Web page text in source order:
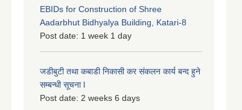
EBIDs for Construction of Shree
Aadarbhut Bidhyalya Building, Katari-8
Post date: 1 week 1 day
जडीबुटी तथा कबाडी निकासी कर संकलन कार्य बन्द हुने
सम्बन्धी सूचना l
Post date: 2 weeks 6 days